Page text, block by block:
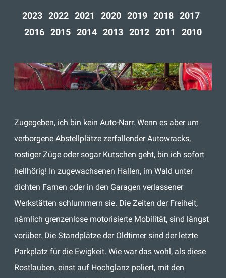
2023 2022 2021 2020 2019 2018 2017
2016 2015 2014 2013 2012 2011 2010
Zugegeben, ich bin kein Auto-Narr. Wenn es aber um
verborgene Abstellplätze zerfallender Autowracks,
rostiger Züge oder sogar Kutschen geht, bin ich sofort
hellhörig! In zugewachsenen Hallen, im Wald unter
dichten Farnen oder in den Garagen verlassener
Werkstätten schlummern sie. Die Zeiten der Freiheit,
nämlich grenzenlose motorisierte Mobilität, sind längst
vorüber. Die Standplätze der Oldtimer sind der letzte
Parkplatz für die Ewigkeit. Wie war das wohl, als diese
Rostlauben, einst auf Hochglanz poliert, mit den